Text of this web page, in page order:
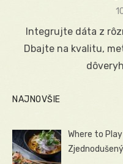
Integrujte dáta z
Dbajte na kvalitu,
NAJNOVŠIE
Where to